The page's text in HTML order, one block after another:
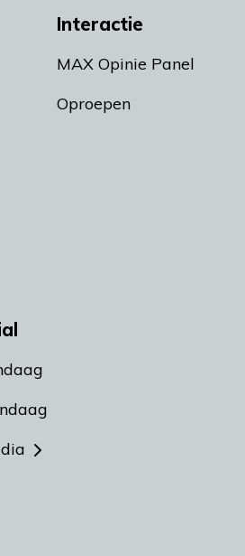
Interactie
MAX Opinie Panel
Oproepen